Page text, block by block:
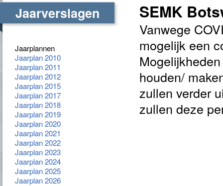
Jaarverslagen
Jaarplannen
Jaarplan 2010
Jaarplan 2011
Jaarplan 2012
Jaarplan 2015
Jaarplan 2017
Jaarplan 2018
Jaarplan 2019
Jaarplan 2020
Jaarplan 2021
Jaarplan 2022
Jaarplan 2023
Jaarplan 2024
Jaarplan 2025
Jaarplan 2026
SEMK
Vanwege
mogelijk een
houden/
zullen verder
zullen deze